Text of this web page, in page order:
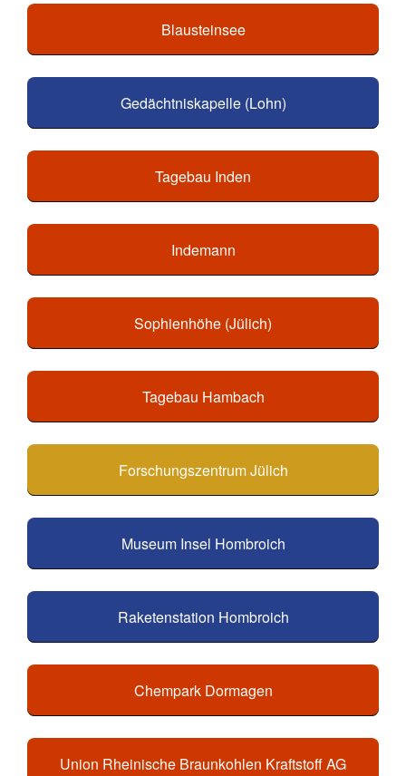
Blausteinsee
Gedächtniskapelle (Lohn)
Tagebau Inden
Indemann
Sophienhöhe (Jülich)
Tagebau Hambach
Forschungszentrum Jülich
Museum Insel Hombroich
Raketenstation Hombroich
Chempark Dormagen
Union Rheinische Braunkohlen Kraftstoff AG